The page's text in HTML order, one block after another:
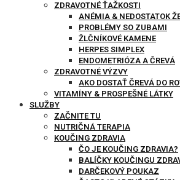
ZDRAVOTNÉ ŤAŽKOSTI
ANÉMIA & NEDOSTATOK
PROBLÉMY SO ZUBAMI
ŽLČNÍKOVÉ KAMENE
HERPES SIMPLEX
ENDOMETRIÓZA A ČREVÁ
ZDRAVOTNÉ VÝZVY
AKO DOSTAŤ ČREVÁ DO
VITAMÍNY & PROSPEŠNÉ LÁTKY
SLUŽBY
ZAČNITE TU
NUTRIČNÁ TERAPIA
KOUČING ZDRAVIA
ČO JE KOUČING ZDRAVIA?
BALÍČKY KOUČINGU
DARČEKOVÝ POUKAZ